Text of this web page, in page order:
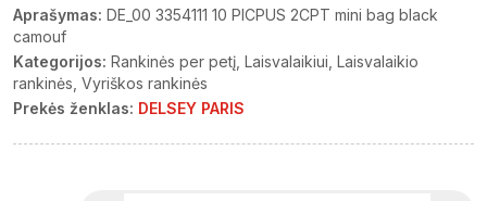
Aprašymas: DE_00 3354111 10 PICPUS 2CPT mini bag black
camouf
Kategorijos: Rankinės per petį Laisvalaikiui Laisvalaikio
rankinės Vyriškos rankinės
Prekės ženklas: DELSEY PARIS